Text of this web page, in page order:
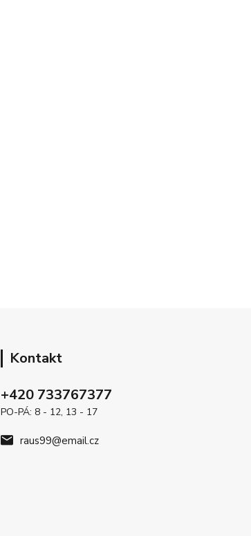
Kontakt
+420 733767377
PO-PÁ: 8 - 12, 13 - 17
raus99@email.cz